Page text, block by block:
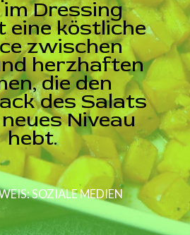
Dressing
köstliche
zwischen
herzhaften
die den
des Salats
Niveau
hebt.
SOZIALE MEDIEN